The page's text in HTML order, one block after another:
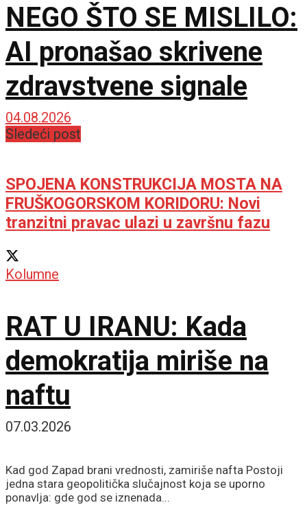
NEGO ŠTO SE MISLILO:
AI pronašao skrivene
zdravstvene signale
04.08.2026
Sledeći post
SPOJENA KONSTRUKCIJA MOSTA NA
FRUŠKOGORSKOM KORIDORU: Novi
tranzitni pravac ulazi u završnu fazu
Kolumne
RAT U IRANU: Kada
demokratija miriše na
naftu
07.03.2026
Kad god Zapad brani vrednosti, zamiriše nafta Postoji
jedna stara geopolitička slučajnost koja se uporno
ponavlja: gde god se iznenada...